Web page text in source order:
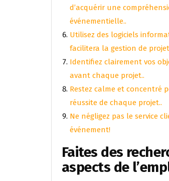
d’acquérir une
événementielle..
Utilisez des logiciels
facilitera la gestion de
Identifiez clairement vos
avant chaque projet..
Restez calme et concentré
réussite de chaque projet..
Ne négligez pas le service
événement!
Faites des
aspects de